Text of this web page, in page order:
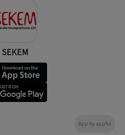
SEKEM
App by appful